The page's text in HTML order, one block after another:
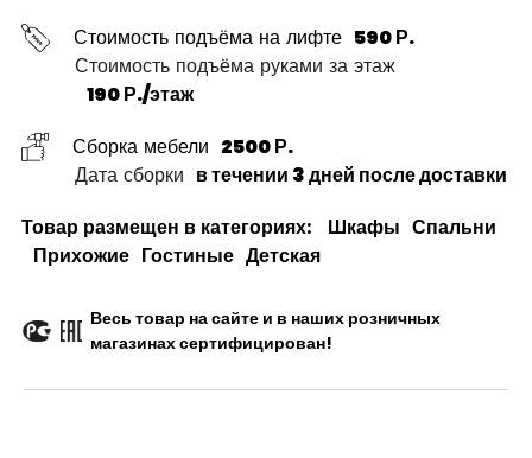
Стоимость подъёма на лифте 590 Р.
Стоимость подъёма руками за этаж
190 Р./этаж
Сборка мебели 2500 Р.
Дата сборки в течении 3 дней после доставки
Товар размещен в категориях:
Шкафы Спальни
Прихожие Гостиные Детская
Весь товар на сайте и в наших розничных
магазинах сертифицирован!